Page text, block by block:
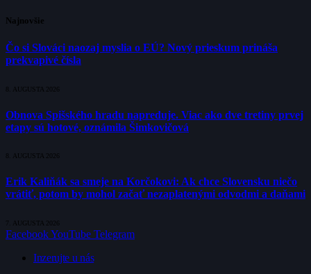
Najnovšie
Čo si Slováci naozaj myslia o EÚ? Nový prieskum prináša
prekvapivé čísla
8. AUGUSTA 2026
Obnova Spišského hradu napreduje. Viac ako dve tretiny prvej
etapy sú hotové, oznámila Šimkovičová
8. AUGUSTA 2026
Erik Kaliňák sa smeje na Korčokovi: Ak chce Slovensku niečo
vrátiť, potom by mohol začať nezaplatenými odvodmi a daňami
7. AUGUSTA 2026
FacebookYouTube Telegram
Inzerujte u nás